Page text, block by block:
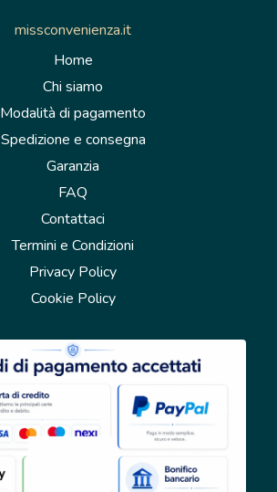
missconvenienza.it
Home
Chi siamo
Modalità di pagamento
Spedizione e consegna
Garanzia
FAQ
Contattaci
Termini e Condizioni
Privacy Policy
Cookie Policy